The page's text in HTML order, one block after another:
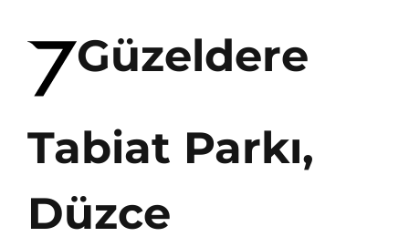
Güzeldere
Tabiat Parkı,
Düzce